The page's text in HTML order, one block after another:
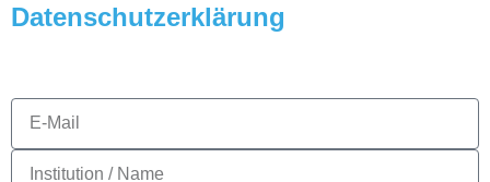
Datenschutzerklärung